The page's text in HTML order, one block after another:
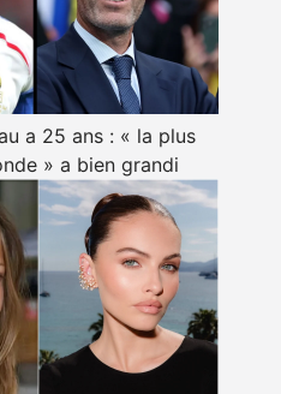
a 25 ans : « la plus
» a bien grandi